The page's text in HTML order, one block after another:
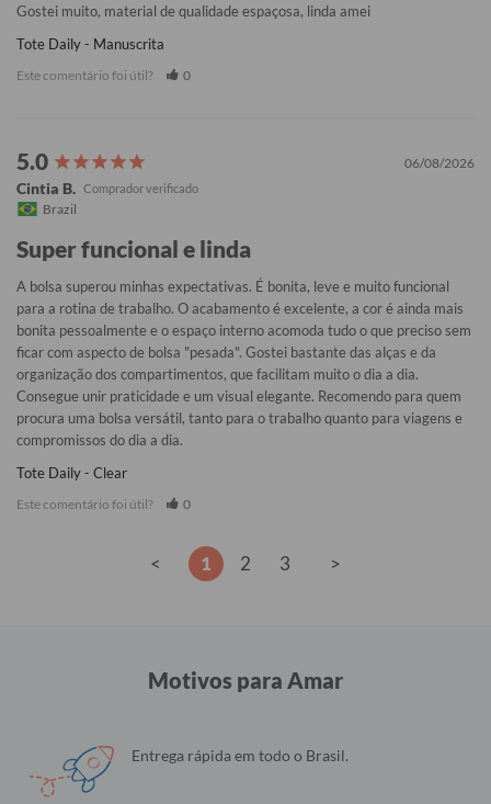
Gostei muito, material de qualidade espaçosa, linda amei
Tote Daily - Manuscrita
Este comentário foi útil? 0
06/08/2026
Cintia B.
Brazil
Super funcional e linda
A bolsa superou minhas expectativas. É bonita, leve e muito funcional
para a rotina de trabalho. O acabamento é excelente, a cor é ainda mais
bonita pessoalmente e o espaço interno acomoda tudo o que preciso sem
ficar com aspecto de bolsa "pesada". Gostei bastante das alças e da
organização dos compartimentos, que facilitam muito o dia a dia.
Consegue unir praticidade e um visual elegante. Recomendo para quem
procura uma bolsa versátil, tanto para o trabalho quanto para viagens e
compromissos do dia a dia.
Tote Daily - Clear
Este comentário foi útil? 0
< 1 2 3 >
Motivos para Amar
Entrega rápida em todo o Brasil.